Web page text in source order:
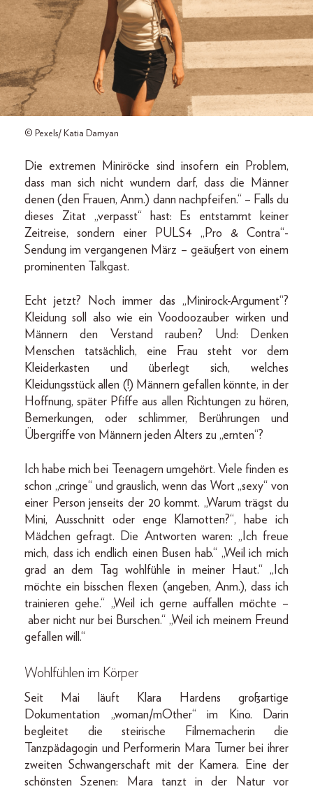
© Pexels/ Katia Damyan
Die extremen Miniröcke sind insofern ein Problem,
dass man sich nicht wundern darf, dass die Männer
denen (den Frauen, Anm.) dann nachpfeifen.“ – Falls du
dieses Zitat „verpasst“ hast: Es entstammt keiner
Zeitreise, sondern einer PULS4 „Pro & Contra“-
Sendung im vergangenen März – geäußert von einem
prominenten Talkgast.
Echt jetzt? Noch immer das „Minirock-Argument“?
Kleidung soll also wie ein Voodoozauber wirken und
Männern den Verstand rauben? Und: Denken
Menschen tatsächlich, eine Frau steht vor dem
Kleiderkasten und überlegt sich, welches
Kleidungsstück allen (!) Männern gefallen könnte, in der
Hoffnung, später Pfiffe aus allen Richtungen zu hören,
Bemerkungen, oder schlimmer, Berührungen und
Übergriffe von Männern jeden Alters zu „ernten“?
Ich habe mich bei Teenagern umgehört. Viele finden es
schon „cringe“ und grauslich, wenn das Wort „sexy“ von
einer Person jenseits der 20 kommt. „Warum trägst du
Mini, Ausschnitt oder enge Klamotten?“, habe ich
Mädchen gefragt. Die Antworten waren: „Ich freue
mich, dass ich endlich einen Busen hab.“ „Weil ich mich
grad an dem Tag wohlfühle in meiner Haut.“ „Ich
möchte ein bisschen flexen (angeben, Anm.), dass ich
trainieren gehe.“ „Weil ich gerne auffallen möchte –
aber nicht nur bei Burschen.“ „Weil ich meinem Freund
gefallen will.“
Wohlfühlen im Körper
Seit Mai läuft Klara Hardens großartige
Dokumentation „woman/mOther“ im Kino. Darin
begleitet die steirische Filmemacherin die
Tanzpädagogin und Performerin Mara Turner bei ihrer
zweiten Schwangerschaft mit der Kamera. Eine der
schönsten Szenen: Mara tanzt in der Natur vor